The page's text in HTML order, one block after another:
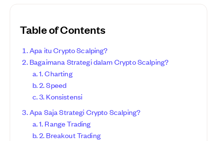
Table of Contents
Apa itu Crypto Scalping?
Bagaimana Strategi dalam Crypto Scalping?
1. Charting
2. Speed
3. Konsistensi
Apa Saja Strategi Crypto Scalping?
1. Range Trading
2. Breakout Trading